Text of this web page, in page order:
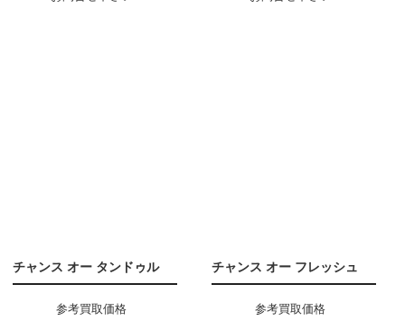
チャンス オー タンドゥル
参考買取価格
チャンス オー フレッシュ
参考買取価格